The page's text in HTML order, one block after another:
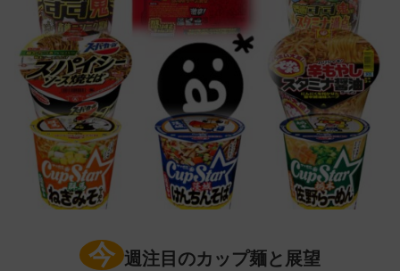
今 週注目のカップ麺と展望